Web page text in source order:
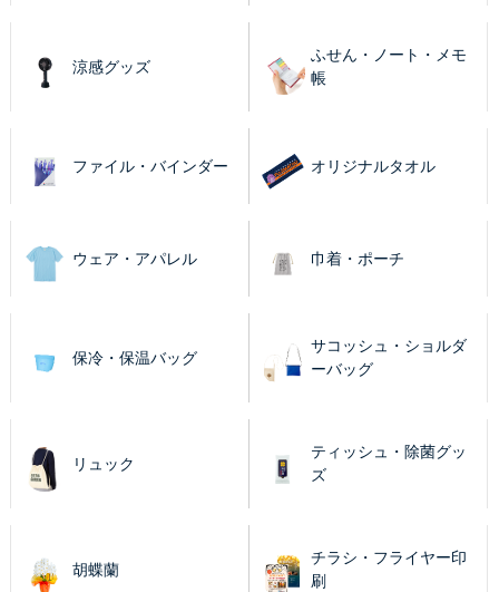
涼感グッズ
ふせん・ノート・メモ
帳
ファイル・バインダー オリジナルタオル
ウェア・アパレル 巾着・ポーチ
保冷・保温バッグ
サコッシュ・ショルダ
ーバッグ
リュック
ティッシュ・除菌グッ
ズ
胡蝶蘭
チラシ・フライヤー印
刷